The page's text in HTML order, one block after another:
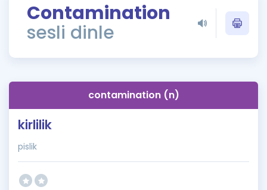
ÖSYM Sınav Takvimi
Kampanyalar
İngilizce Gramer
Contamination
sesli dinle
contamination (n)
kirlilik
pislik